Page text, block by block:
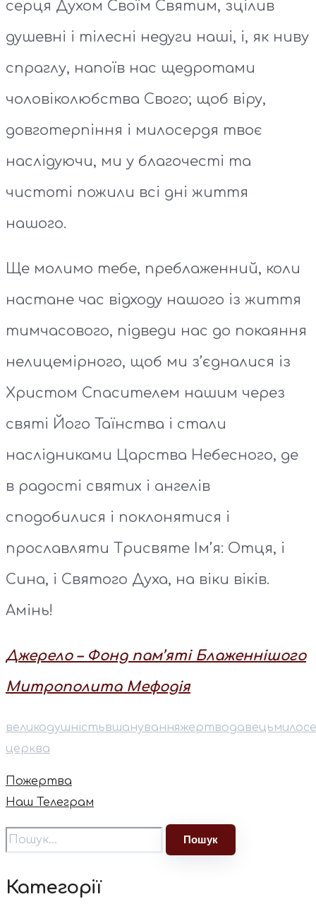
серця Духом Своїм Святим, зцілив
душевні і тілесні недуги наші, і, як ниву
спраглу, напоїв нас щедротами
чоловіколюбства Свого; щоб віру,
довготерпіння і милосердя твоє
наслідуючи, ми у благочесті та
чистоті пожили всі дні життя
нашого.
Ще молимо тебе, преблаженний, коли
настане час відходу нашого із життя
тимчасового, підведи нас до покаяння
нелицемірного, щоб ми з’єдналися із
Христом Спасителем нашим через
святі Його Таїнства і стали
наслідниками Царства Небесного, де
в радості святих і ангелів
сподобилися і поклонятися і
прославляти Трисвяте Ім’я: Отця, і
Сина, і Святого Духа, на віки віків.
Амінь!
Джерело – Фонд пам’яті Блаженнішого
Митрополита Мефодія
великодушністьвшануванняжертводавець
церква
Пожертва
Наш Телеграм
Категорії